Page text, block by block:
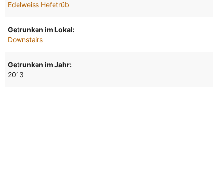
Edelweiss Hefetrüb
Getrunken im Lokal:
Downstairs
Getrunken im Jahr:
2013